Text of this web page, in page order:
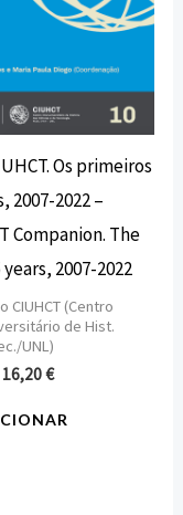
Os primeiros
2007-2022 –
Companion. The
2007-2022
CIUHCT (Centro
de Hist.
UNL)
16,20€